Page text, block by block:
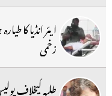
زخمی
طلبہ کیخلاف